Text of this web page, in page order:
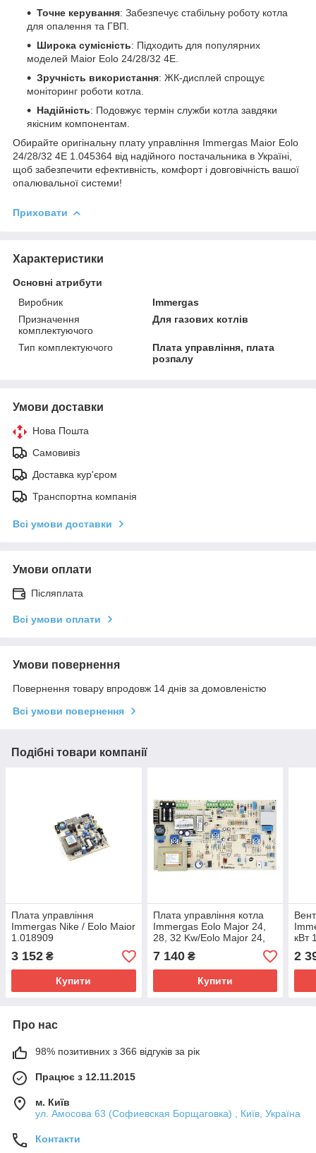
Точне керування: Забезпечує стабільну роботу котла
для опалення та ГВП.
Широка сумісність: Підходить для популярних
моделей Maior Eolo 24/28/32 4E.
Зручність використання: ЖК-дисплей спрощує
моніторинг роботи котла.
Надійність: Подовжує термін служби котла завдяки
якісним компонентам.
Обирайте оригінальну плату управління Immergas Maior Eolo
24/28/32 4E 1.045364 від надійного постачальника в Україні,
щоб забезпечити ефективність, комфорт і довговічність вашої
опалювальної системи!
Приховати
Характеристики
Основні атрибути
Виробник
Immergas
Призначення
комплектуючого
Для газових котлів
Тип комплектуючого
Плата управління, плата
розпалу
Умови доставки
Нова Пошта
Самовивіз
Доставка кур'єром
Транспортна компанія
Всі умови доставки
Умови оплати
Післяплата
Всі умови оплати
Умови повернення
Повернення товару впродовж 14 днів за домовленістю
Всі умови повернення
Подібні товари компанії
Плата управління
Immergas Nike / Eolo Maior
1.018909
3 152 ₴
Купити
Плата управління котла
Immergas Eolo Major 24,
28, 32 Kw/Eolo Major 24,
28, 32 Kw. Art. 1.031865
7 140₴
Купити
кВт
2
Про нас
98% позитивних з 366 відгуків за рік
Працює з 12.11.2015
м. Київ
ул. Амосова 63 (Софиевская Борщаговка) , Київ, Україна
Контакти